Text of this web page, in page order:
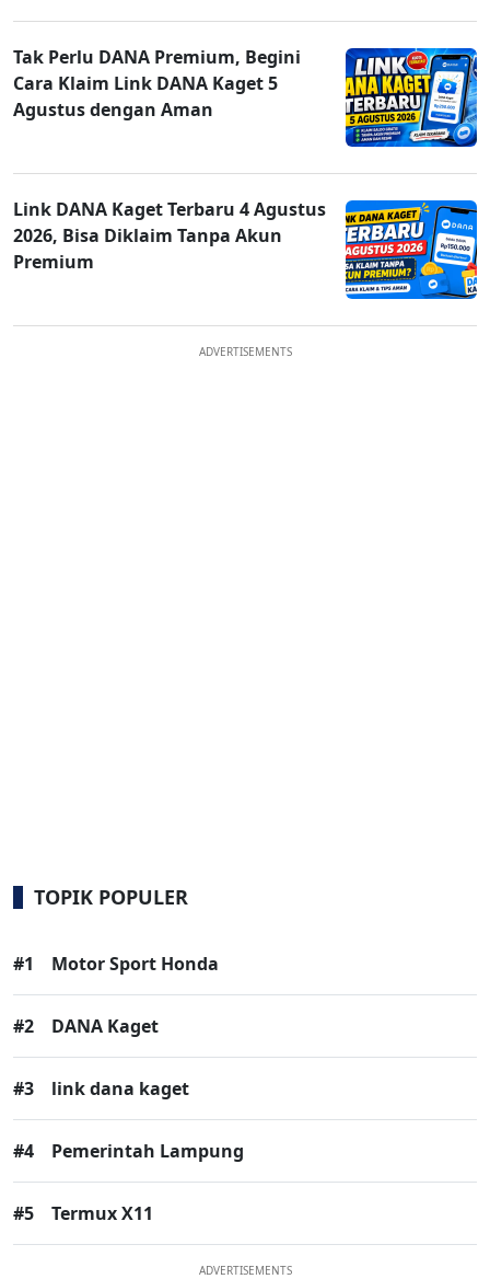
Tak Perlu DANA Premium, Begini
Cara Klaim Link DANA Kaget 5
Agustus dengan Aman
Link DANA Kaget Terbaru 4 Agustus
2026, Bisa Diklaim Tanpa Akun
Premium
ADVERTISEMENTS
TOPIK POPULER
#1 Motor Sport Honda
#2 DANA Kaget
#3 link dana kaget
#4 Pemerintah Lampung
#5 Termux X11
ADVERTISEMENTS